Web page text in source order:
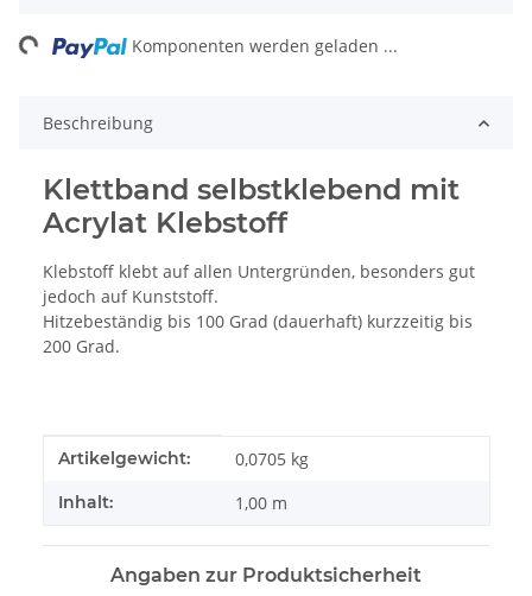
Komponenten werden geladen ...
Beschreibung
Klettband selbstklebend mit
Acrylat Klebstoff
Klebstoff klebt auf allen Untergründen, besonders gut
jedoch auf Kunststoff.
Hitzebeständig bis 100 Grad (dauerhaft) kurzzeitig bis
200 Grad.
Produkteigenschaft
Wert
Artikelgewicht: 0,0705 kg
Inhalt: 1,00 m
Angaben zur Produktsicherheit